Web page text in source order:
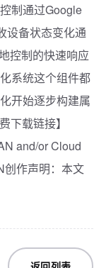
制通过Google
设备状态变化通
控制的快速响应
系统这个组件都
开始逐步构建属
下载链接】
and/or Cloud
创作声明：本文